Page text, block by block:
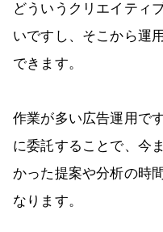
どういうクリエイティ
いですし、そこから運
できます。
作業が多い広告運用で
に委託することで、今
かった提案や分析の時
なります。